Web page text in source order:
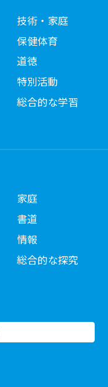
技術・家庭
保健体育
道徳
特別活動
総合的な学習
家庭
書道
情報
総合的な探究